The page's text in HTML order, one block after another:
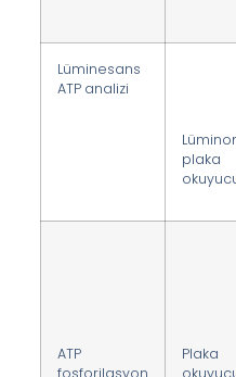
Lüminesans
ATP analizi
plaka
ATP
fosforilasyon
Plaka